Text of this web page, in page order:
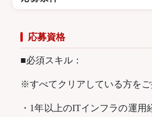
応募資格
■必須スキル：
※すべてクリアしている方を
・1年以上のITインフラの運